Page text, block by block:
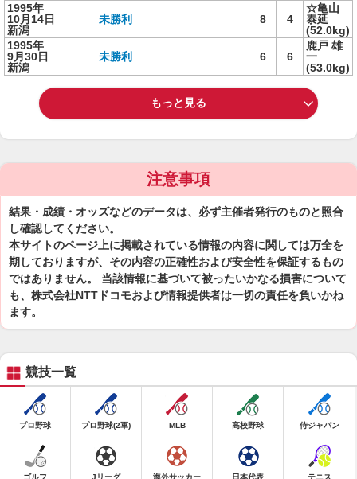
1995年
10月14日
新潟
未勝利 8 4
☆亀山
泰延
(52.0kg)
1995年
9月30日
新潟
未勝利 6 6
鹿戸 雄
一
(53.0kg)
もっと見る
注意事項
結果・成績・オッズなどのデータは、必ず主催者発行のものと照合
し確認してください。
本サイトのページ上に掲載されている情報の内容に関しては万全を
期しておりますが、その内容の正確性および安全性を保証するもの
ではありません。 当該情報に基づいて被ったいかなる損害について
も、株式会社NTTドコモおよび情報提供者は一切の責任を負いかね
ます。
競技一覧
プロ野球 プロ野球(2軍) MLB 高校野球 侍ジャパン
ゴルフ Jリーグ 海外サッカー 日本代表 テニス